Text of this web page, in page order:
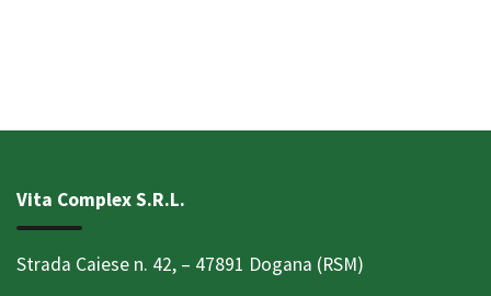
Vita Complex S.R.L.
Strada Caiese n. 42, – 47891 Dogana (RSM)